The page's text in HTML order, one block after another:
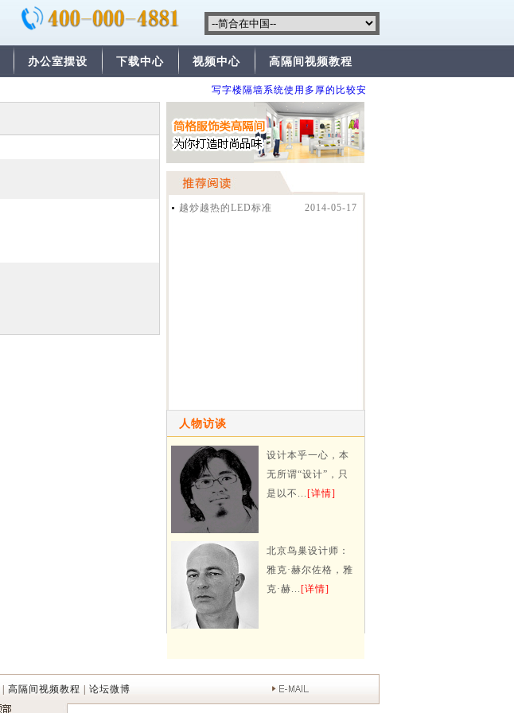
办公室摆设 下载中心 视频中心 高隔间视频教程
写字楼隔墙系统使用多厚的比较安全？
2014-05-17
越炒越热的LED标准
人物访谈
设计本乎一心，本
无所谓“设计”，只
是以不... [详情]
北京鸟巢设计师：
雅克·赫尔佐格，雅
克·赫... [详情]
高隔间视频教程 论坛微博